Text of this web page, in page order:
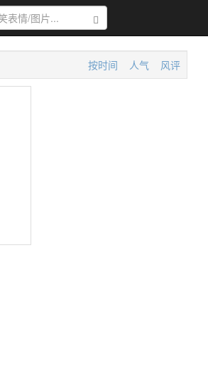
搜索
按时间 人气 风评